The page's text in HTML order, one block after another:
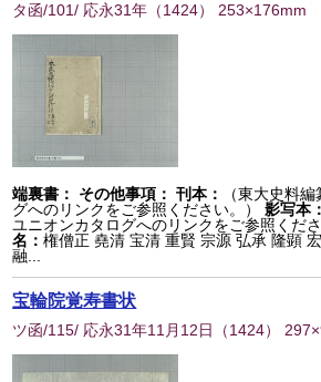
タ函/101/ 応永31年 （1424） 253×176mm
端裏書： その他事項： 刊本：
（東大史料
グへのリンクをご参照ください。）
影写本：
ユニオンカタログへのリンクをご参照くださ
名：権僧正 堯清 宝清 重賢 宗源 弘承 隆顕
融...
宝輪院覚寿書状
ツ函/115/ 応永31年11月12日 （1424）